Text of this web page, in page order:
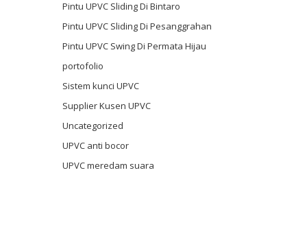
Pintu UPVC Sliding Di Bintaro
Pintu UPVC Sliding Di Pesanggrahan
Pintu UPVC Swing Di Permata Hijau
portofolio
Sistem kunci UPVC
Supplier Kusen UPVC
Uncategorized
UPVC anti bocor
UPVC meredam suara